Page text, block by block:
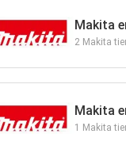
Makita
2 Makita
Makita
1 Makita